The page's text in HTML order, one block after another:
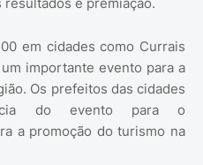
em cidades como Currais
importante evento para a
Os prefeitos das cidades
do evento para o
a promoção do turismo na